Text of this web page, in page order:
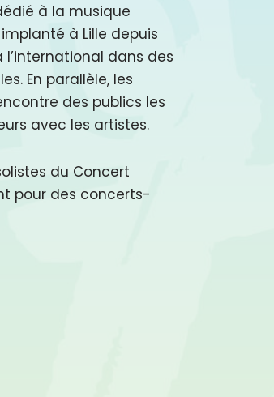
à la musique
à Lille depuis
l’international dans des
En parallèle, les
des publics les
avec les artistes.
du Concert
pour des concerts-